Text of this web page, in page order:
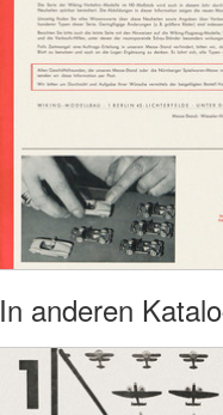
In anderen